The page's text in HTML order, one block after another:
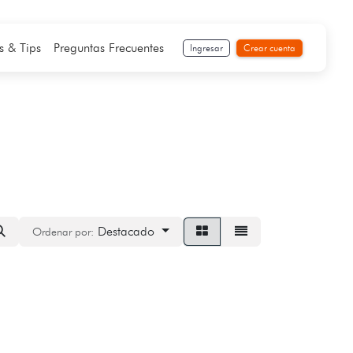
& Tips Preguntas Frecuentes Ingresar Crear cuenta
Ordenar por: Destacado